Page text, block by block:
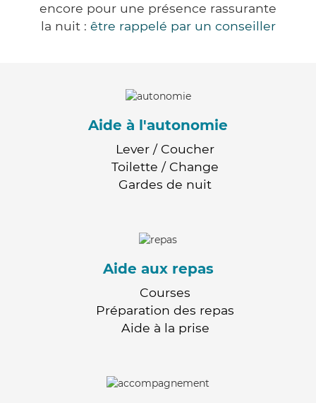
encore pour une présence rassurante
la nuit : être rappelé par un conseiller
Aide à l'autonomie
Lever / Coucher
Toilette / Change
Gardes de nuit
Aide aux repas
Courses
Préparation des repas
Aide à la prise